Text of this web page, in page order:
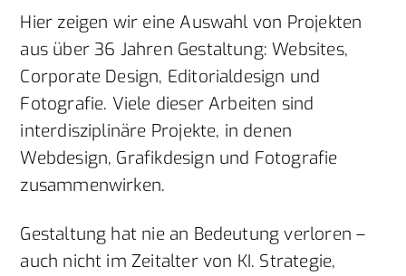
Hier zeigen wir eine Auswahl von Projekten
aus über 36 Jahren Gestaltung: Websites,
Corporate Design, Editorialdesign und
Fotografie. Viele dieser Arbeiten sind
interdisziplinäre Projekte, in denen
Webdesign, Grafikdesign und Fotografie
zusammenwirken.
Gestaltung hat nie an Bedeutung verloren –
auch nicht im Zeitalter von KI. Strategie,